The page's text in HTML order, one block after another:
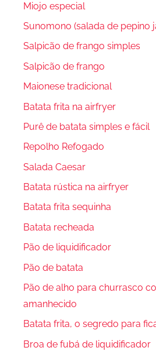
Miojo especial
Sunomono (salada de pepino
Salpicão de frango simples
Salpicão de frango
Maionese tradicional
Batata frita na airfryer
Purê de batata simples e fácil
Repolho Refogado
Salada Caesar
Batata rústica na airfryer
Batata frita sequinha
Batata recheada
Pão de liquidificador
Pão de batata
Pão de alho para churrasco
amanhecido
Batata frita, o segredo para
Broa de fubá de liquidificador